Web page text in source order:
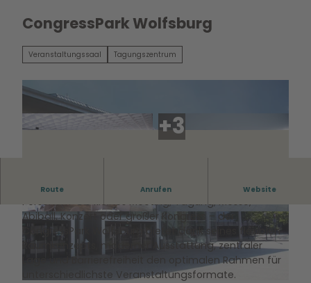
CongressPark Wolfsburg
Veranstaltungssaal Tagungszentrum
© Congresspark Wolfsburg |CC-BY-SA © Congresspark Wolfsburg | CC-BY-SA
Route Anrufen Website
Sie suchen eine Location mit Platz für bis zu 3.000
Personen? Ob kleines Meeting, Tagung, Messe,
Abiball, Konzert oder großer Kongress – der
CongressPark Wolfsburg bietet dank seines flexiblen
Raumkonzepts, moderner Ausstattung, zentraler
Lage und Barrierefreiheit den optimalen Rahmen für
unterschiedlichste Veranstaltungsformate.